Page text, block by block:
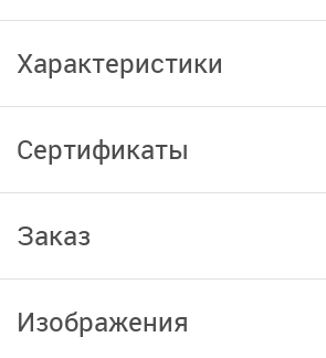
Характеристики
Сертификаты
Заказ
Изображения